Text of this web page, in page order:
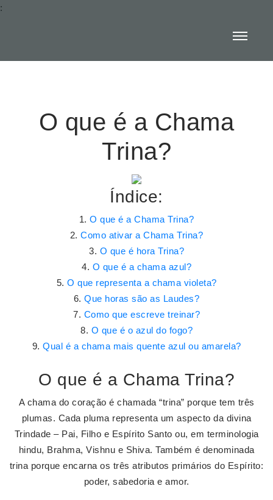
:
O que é a Chama
Trina?
Índice:
O que é a Chama Trina?
Como ativar a Chama Trina?
O que é hora Trina?
O que é a chama azul?
O que representa a chama violeta?
Que horas são as Laudes?
Como que escreve treinar?
O que é o azul do fogo?
Qual é a chama mais quente azul ou amarela?
O que é a Chama Trina?
A chama do coração é chamada “trina” porque tem três
plumas. Cada pluma representa um aspecto da divina
Trindade – Pai, Filho e Espírito Santo ou, em terminologia
hindu, Brahma, Vishnu e Shiva. Também é denominada
trina porque encarna os três atributos primários do Espírito:
poder, sabedoria e amor.